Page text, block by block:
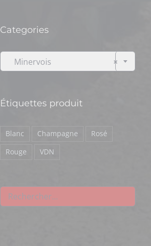
Categories
×
Minervois
Étiquettes produit
Blanc Champagne
Rosé
Rouge
VDN